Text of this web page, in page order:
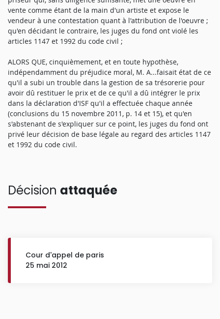
vente comme étant de la main d'un artiste et expose le
vendeur à une contestation quant à l'attribution de l'oeuvre ;
qu'en décidant le contraire, les juges du fond ont violé les
articles 1147 et 1992 du code civil ;
ALORS QUE, cinquièmement, et en toute hypothèse,
indépendamment du préjudice moral, M. A...faisait état de ce
qu'il a subi un trouble dans la gestion de sa trésorerie pour
avoir dû restituer le prix et de ce qu'il a dû intégrer le prix
dans la déclaration d'ISF qu'il a effectuée chaque année
(conclusions du 15 novembre 2011, p. 14 et 15), et qu'en
s'abstenant de s'expliquer sur ce point, les juges du fond ont
privé leur décision de base légale au regard des articles 1147
et 1992 du code civil.
Décision attaquée
Cour d'appel de paris
25 mai 2012